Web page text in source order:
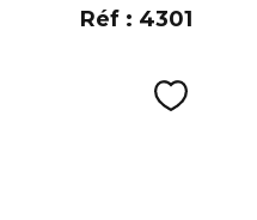
Réf : 4301